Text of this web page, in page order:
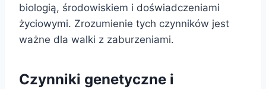
biologią, środowiskiem i doświadczeniami
życiowymi. Zrozumienie tych czynników jest
ważne dla walki z zaburzeniami.
Czynniki genetyczne i